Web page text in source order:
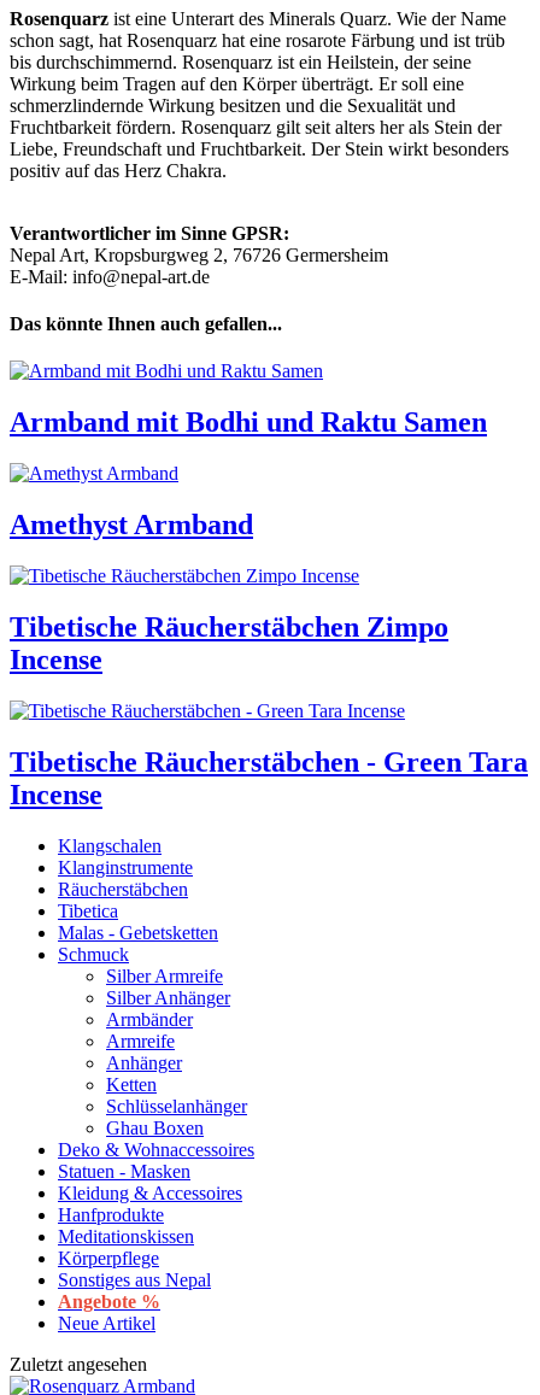
Rosenquarz ist eine Unterart des Minerals Quarz. Wie der Name
schon sagt, hat Rosenquarz hat eine rosarote Färbung und ist trüb
bis durchschimmernd. Rosenquarz ist ein Heilstein, der seine
Wirkung beim Tragen auf den Körper überträgt. Er soll eine
schmerzlindernde Wirkung besitzen und die Sexualität und
Fruchtbarkeit fördern. Rosenquarz gilt seit alters her als Stein der
Liebe, Freundschaft und Fruchtbarkeit. Der Stein wirkt besonders
positiv auf das Herz Chakra.
Verantwortlicher im Sinne GPSR:
Nepal Art, Kropsburgweg 2, 76726 Germersheim
E-Mail: info@nepal-art.de
Das könnte Ihnen auch gefallen...
Armband mit Bodhi und Raktu Samen
Amethyst Armband
Tibetische Räucherstäbchen Zimpo
Incense
Tibetische Räucherstäbchen - Green Tara
Incense
Klangschalen
Klanginstrumente
Räucherstäbchen
Tibetica
Malas - Gebetsketten
Schmuck
Silber Armreife
Silber Anhänger
Armbänder
Armreife
Anhänger
Ketten
Schlüsselanhänger
Ghau Boxen
Deko & Wohnaccessoires
Statuen - Masken
Kleidung & Accessoires
Hanfprodukte
Meditationskissen
Körperpflege
Sonstiges aus Nepal
Angebote %
Neue Artikel
Zuletzt angesehen